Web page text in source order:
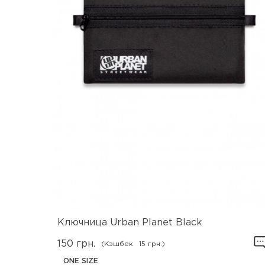
Ключница Urban Planet Black
150 грн. (Кэшбек 15 грн.)
ONE SIZE